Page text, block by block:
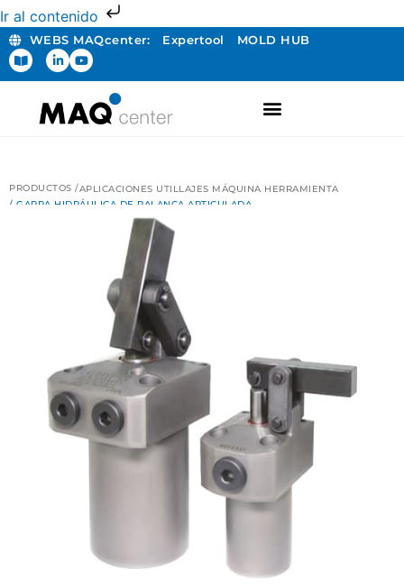
Ir al contenido
WEBS MAQcenter: Expertool MOLD HUB
PRODUCTOS /APLICACIONES UTILLAJES MÁQUINA HERRAMIENTA
/ GARRA HIDRÁULICA DE PALANCA ARTICULADA